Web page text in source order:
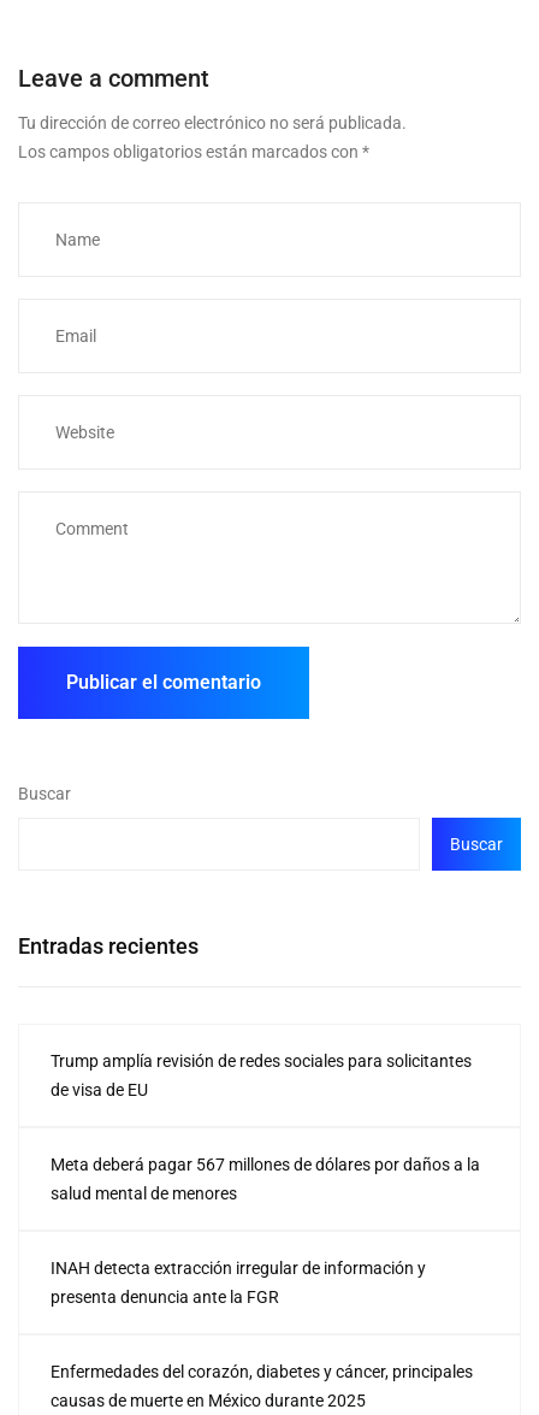
Leave a comment
Tu dirección de correo electrónico no será publicada.
Los campos obligatorios están marcados con *
Buscar
Buscar
Entradas recientes
Trump amplía revisión de redes sociales para solicitantes
de visa de EU
Meta deberá pagar 567 millones de dólares por daños a la
salud mental de menores
INAH detecta extracción irregular de información y
presenta denuncia ante la FGR
Enfermedades del corazón, diabetes y cáncer, principales
causas de muerte en México durante 2025